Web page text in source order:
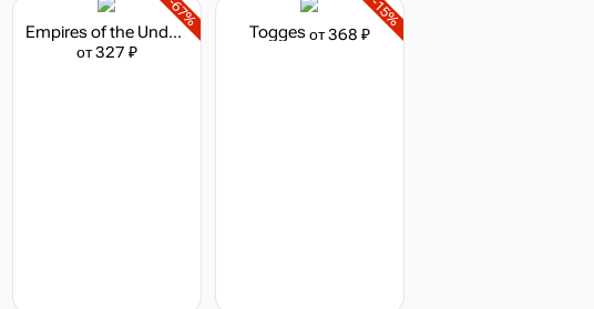
-67%
Empires of the Undergrowth
от 327 ₽
-15%
Toggesот 368 ₽